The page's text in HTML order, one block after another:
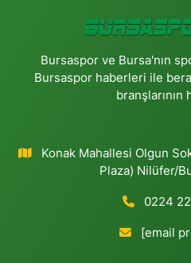
Bursaspor ve Bursa'nın
Bursaspor haberleri ile
branşlarının
Konak Mahallesi Olgun
Plaza) Nilüfer/
0224
[email